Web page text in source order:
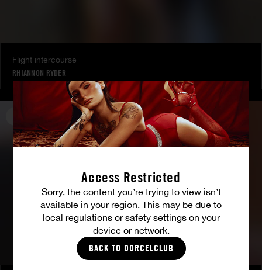
Access Restricted
Sorry, the content you’re trying to view isn’t
available in your region. This may be due to
local regulations or safety settings on your
device or network.
BACK TO DORCELCLUB
Flight intercourse
RHIANNON RYDER
DORCEL GIRL